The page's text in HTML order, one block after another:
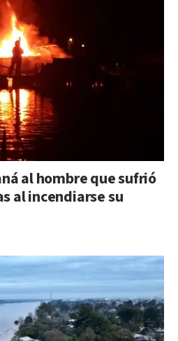
al hombre que sufrió
al incendiarse su